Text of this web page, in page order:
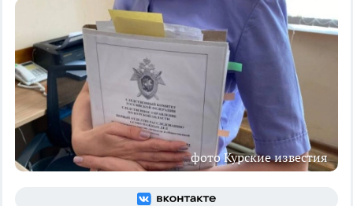
фото Курские известия